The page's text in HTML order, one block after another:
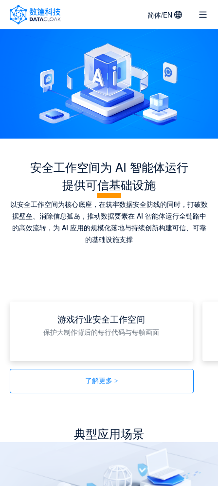
DATACLOAK
LOGO
简体/EN
安全工作空间为 AI 智能体运行
提供可信基础设施
以安全工作空间为核心底座，在筑牢数据安全防线的同时，打破数
据壁垒、消除信息孤岛，推动数据要素在 AI 智能体运行全链路中
的高效流转，为 AI 应用的规模化落地与持续创新构建可信、可靠
的基础设施支撑
游戏行业安全工作空间
保护大制作背后的每行代码与每帧画面
了解更多 >
典型应用场景